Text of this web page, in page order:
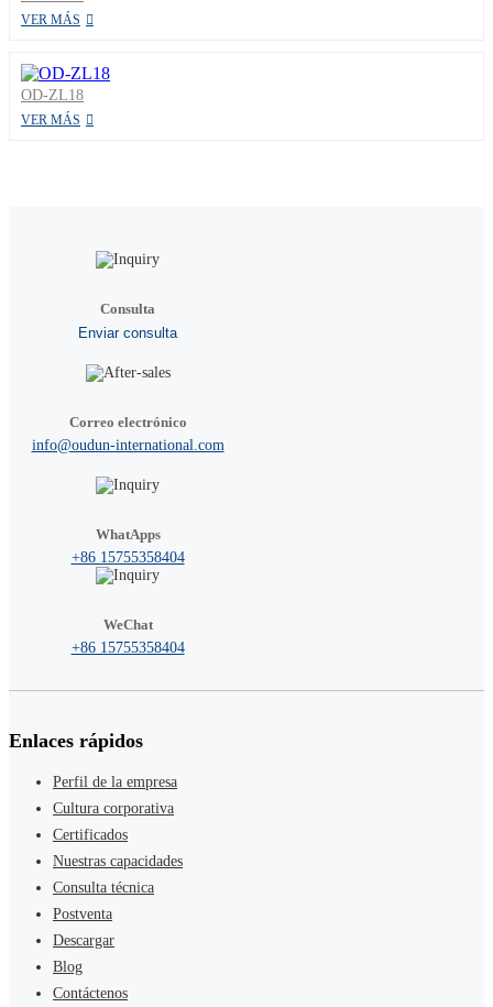
VER MÁS
OD-ZL18
VER MÁS
Consulta
Enviar consulta
Correo electrónico
info@oudun-international.com
WhatApps
+86 15755358404
WeChat
+86 15755358404
Enlaces rápidos
Perfil de la empresa
Cultura corporativa
Certificados
Nuestras capacidades
Consulta técnica
Postventa
Descargar
Blog
Contáctenos